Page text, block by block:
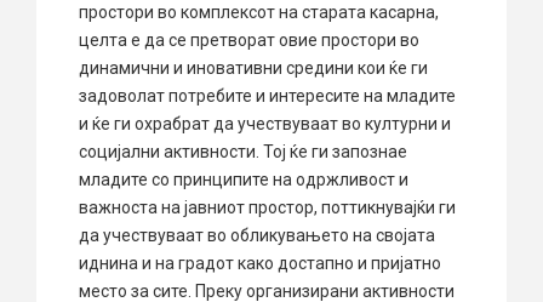
простори во комплексот на старата касарна,
целта е да се претворат овие простори во
динамични и иновативни средини кои ќе ги
задоволат потребите и интересите на младите
и ќе ги охрабрат да учествуваат во културни и
социјални активности. Тој ќе ги запознае
младите со принципите на одржливост и
важноста на јавниот простор, поттикнувајќи ги
да учествуваат во обликувањето на својата
иднина и на градот како достапно и пријатно
место за сите. Преку организирани активности